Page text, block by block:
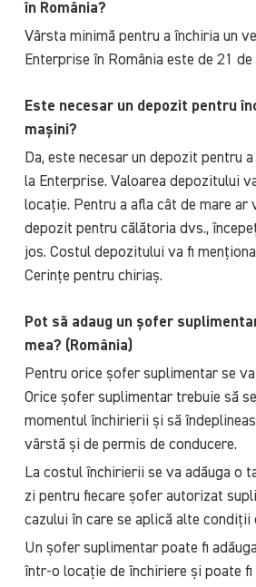
în România?
Vârsta minimă pentru a închiria un
Enterprise în România este de 21 de
Este necesar un depozit pentru
mașini?
Da, este necesar un depozit pentru
la Enterprise. Valoarea depozitului
locație. Pentru a afla cât de mare ar
depozit pentru călătoria dvs.,
jos. Costul depozitului va fi
Cerințe pentru chiriaș.
Pot să adaug un șofer
mea? (România)
Pentru orice șofer suplimentar se
Orice șofer suplimentar trebuie să
momentul închirierii și să
vârstă și de permis de conducere.
La costul închirierii se va adăuga o
zi pentru fiecare șofer autorizat
cazului în care se aplică alte condiții
Un șofer suplimentar poate fi
într-o locație de închiriere și poate fi